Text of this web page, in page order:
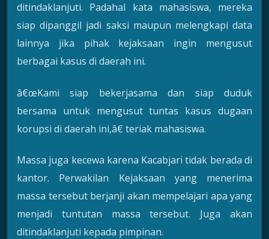
ditindaklanjuti. Padahal kata mahasiswa, mereka
siap dipanggil jadi saksi maupun melengkapi data
lainnya jika pihak kejaksaan ingin mengusut
berbagai kasus di daerah ini.
â€œKami siap bekerjasama dan siap duduk
bersama untuk mengusut tuntas kasus dugaan
korupsi di daerah ini,â€ teriak mahasiswa.
Massa juga kecewa karena Kacabjari tidak berada di
kantor. Perwakilan Kejaksaan yang menerima
massa tersebut berjanji akan mempelajari apa yang
menjadi tuntutan massa tersebut. Juga akan
ditindaklanjuti kepada pimpinan.